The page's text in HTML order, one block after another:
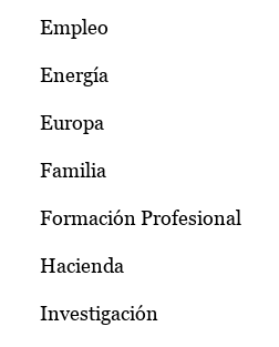
Empleo
Energía
Europa
Familia
Formación Profesional
Hacienda
Investigación